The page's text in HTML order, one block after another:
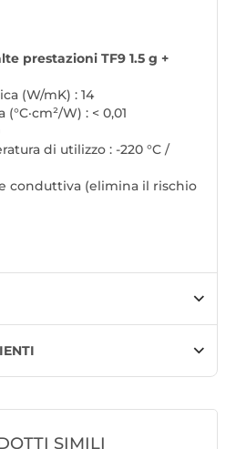
prestazioni TF9 1.5 g +
(W/mK) : 14
W) : < 0,01
di utilizzo : -220 °C /
conduttiva (elimina il rischio
SIMILI